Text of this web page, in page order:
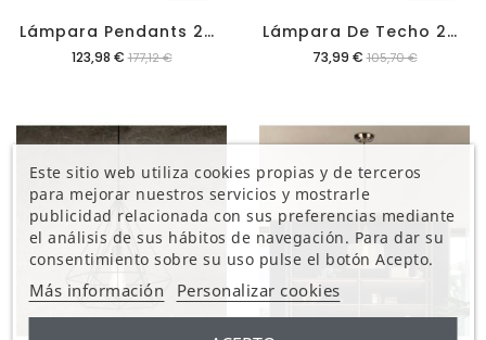
L
Ámpara Pendants 2200-37-5R
Precio
123,98 € 177,12 €
L
Ámpara De Techo 2200-37-3 De Metal
Precio
73,99 € 105,70 €
Este sitio web utiliza cookies propias y de terceros
para mejorar nuestros servicios y mostrarle
publicidad relacionada con sus preferencias mediante
el análisis de sus hábitos de navegación. Para dar su
consentimiento sobre su uso pulse el botón Acepto.
Más información Personalizar cookies